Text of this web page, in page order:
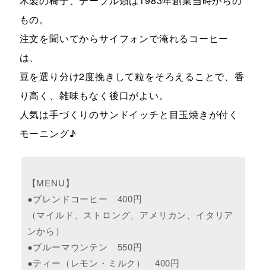
もの。
注文を聞いてからサイフォンで淹れるコーヒー
は、
豆を選り分け2度挽きして粒をそろえることで、香
り高く、雑味もなく後口がよい。
人気は手づくりのサンドイッチと目玉焼きが付く
モーニング♪
【MENU】
●ブレンドコーヒー 400円
（マイルド、ストロング、アメリカン、イタリア
ンから）
●ブルーマウンテン 550円
●ティー（レモン・ミルク） 400円